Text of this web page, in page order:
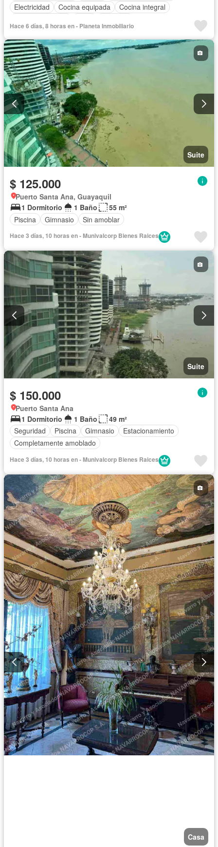
Electricidad Cocina equipada
Cocina integral
Acceso para personas con discapacidad
Garita de guardianía
Gimnasio Ascensor
Seguridad
Piscina
Completamente amoblado
Hace 6 días, 8 horas en - Planeta Inmobiliario
Suite
$ 125.000
Puerto Santa Ana, Guayaquil
1 Dormitorio
1 Baño
55 m²
Piscina
Gimnasio Sin amoblar
Hace 3 días, 10 horas en - Munivalcorp Bienes Raices
Suite
$ 150.000
Puerto Santa Ana
1 Dormitorio
1 Baño
49 m²
Seguridad
Piscina Gimnasio
Estacionamiento
Completamente amoblado
Hace 3 días, 10 horas en - Munivalcorp Bienes Raices
Casa